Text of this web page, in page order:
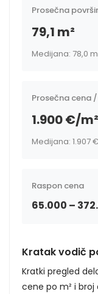
Prosečna
79,1 m²
Medijana: 78,0
Prosečna cena /
1.900 €/m²
Medijana: 1.907
Raspon cena
65.000 –
Kratak vodič
Kratki pregled
cene po m² i broj